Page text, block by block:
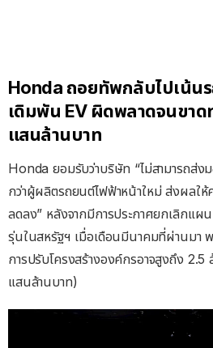
Honda ถอยทัพกลับไปเน้น
เดิมพัน EV ผิดพลาดจนขาด
แสนล้านบาท
Honda ยอมรับว่าบริษัท “ไม่สามารถส่
กว่าผู้ผลิตรถยนต์ไฟฟ้าหน้าใหม่ ส่งผลให้
ลดลง” หลังจากมีการประกาศยกเลิกแผ
รุ่นในสหรัฐฯ เมื่อเดือนมีนาคมที่ผ่านมา พ
การปรับโครงสร้างองค์กรอาจสูงถึง
แสนล้านบาท)